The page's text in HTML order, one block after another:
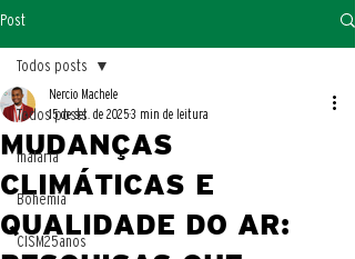
Post
Todos posts
malaria
Bohemia
CISM25anos
Todos posts
MUDANÇAS
CLIMÁTICAS E
QUALIDADE DO AR:
Nercio Machele
15 de set. de 20253 min de leitura